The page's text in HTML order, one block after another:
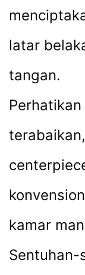
latar
tangan.
kamar
Sentuhan-